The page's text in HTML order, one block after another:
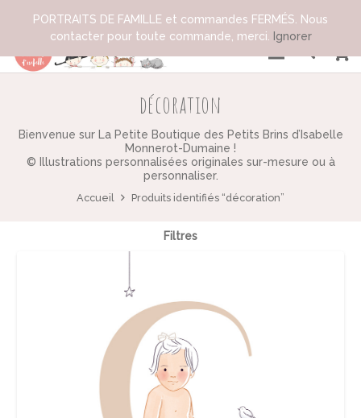
décoration
Bienvenue sur La Petite Boutique des Petits Brins d’Isabelle
Monnerot-Dumaine !
© Illustrations personnalisées originales sur-mesure ou à
personnaliser.
Accueil Produits identifiés “décoration”
Filtres
PORTRAITS DE FAMILLE et commandes FERMÉS. Nous
contacter pour toute commande, merci.
Ignorer